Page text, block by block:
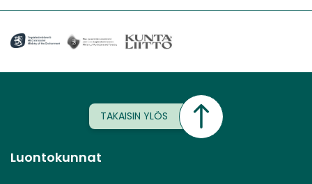
TAKAISIN YLÖS
Luontokunnat